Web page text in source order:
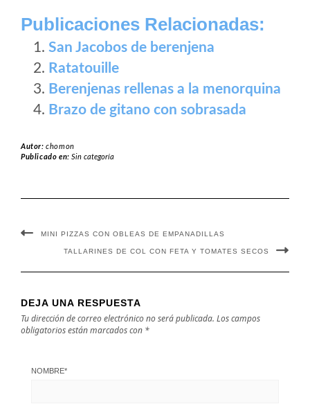
Publicaciones Relacionadas:
San Jacobos de berenjena
Ratatouille
Berenjenas rellenas a la menorquina
Brazo de gitano con sobrasada
Autor:chomon
Publicado en:Sin categoría
MINI PIZZAS CON OBLEAS DE EMPANADILLAS
TALLARINES DE COL CON FETA Y TOMATES SECOS
DEJA UNA RESPUESTA
Tu dirección de correo electrónico no será publicada. Los campos
obligatorios están marcados con *
NOMBRE*